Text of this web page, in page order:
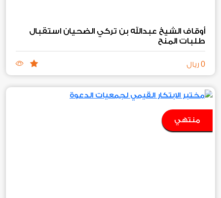
أوقاف الشيخ عبدالله بن تركي الضحيان استقبال
طلبات المنح‏
0 ريال
منتهي